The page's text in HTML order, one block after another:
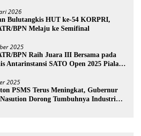
2026
Bulutangkis HUT ke-54 KORPRI,
BPN Melaju ke Semifinal
2025
BPN Raih Juara III Bersama pada
Antarinstansi SATO Open 2025 Piala
2025
PSMS Terus Meningkat, Gubernur
Dorong Tumbuhnya Industri